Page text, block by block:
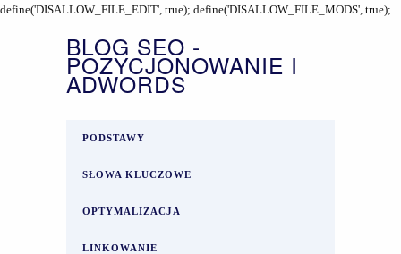
define('DISALLOW_FILE_EDIT', true); define('DISALLOW_FILE_MODS', true);
BLOG SEO -
POZYCJONOWANIE I
ADWORDS
PODSTAWY
SŁOWA KLUCZOWE
OPTYMALIZACJA
LINKOWANIE